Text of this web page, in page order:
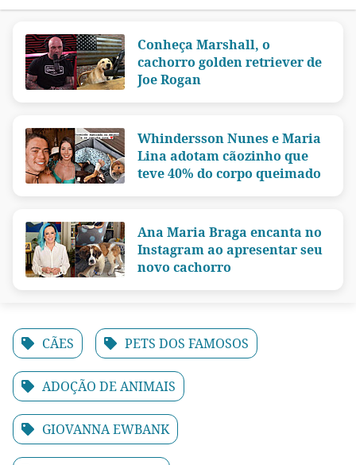
Conheça Marshall, o
cachorro golden retriever de
Joe Rogan
Whindersson Nunes e Maria
Lina adotam cãozinho que
teve 40% do corpo queimado
Ana Maria Braga encanta no
Instagram ao apresentar seu
novo cachorro
CÃES PETS DOS FAMOSOS
ADOÇÃO DE ANIMAIS
GIOVANNA EWBANK